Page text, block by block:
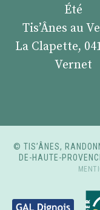
Été
Tis’Ânes au
La Clapette,
Vernet
© TIS’ÂNES,
DE-HAUTE-